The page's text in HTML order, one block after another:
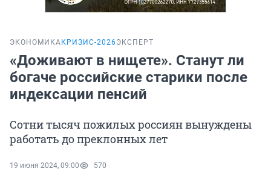
ЭКОНОМИКА КРИЗИС-2026ЭКСПЕРТ
«Доживают в нищете». Станут ли
богаче российские старики после
индексации пенсий
Сотни тысяч пожилых россиян вынуждены
работать до преклонных лет
19 июня 2024, 09:00 570